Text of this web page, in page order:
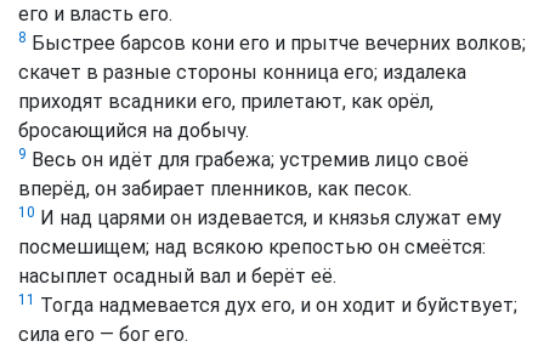
его и власть его.
8 Быстрее барсов кони его и прытче вечерних волков;
скачет в разные стороны конница его; издалека
приходят всадники его, прилетают, как орёл,
бросающийся на добычу.
9 Весь он идёт для грабежа; устремив лицо своё
вперёд, он забирает пленников, как песок.
10 И над царями он издевается, и князья служат ему
посмешищем; над всякою крепостью он смеётся:
насыплет осадный вал и берёт её.
11 Тогда надмевается дух его, и он ходит и буйствует;
сила его — бог его.